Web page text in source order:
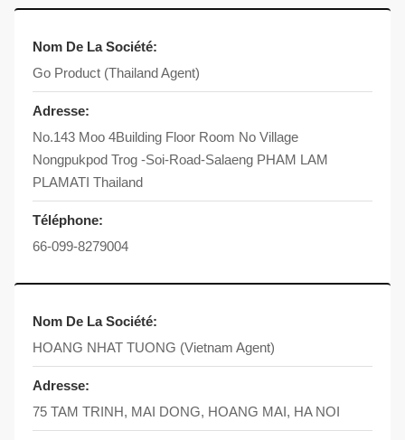
Nom De La Société:
Go Product (Thailand Agent)
Adresse:
No.143 Moo 4Building Floor Room No Village
Nongpukpod Trog -Soi-Road-Salaeng PHAM LAM
PLAMATI Thailand
Téléphone:
66-099-8279004
Nom De La Société:
HOANG NHAT TUONG (Vietnam Agent)
Adresse:
75 TAM TRINH, MAI DONG, HOANG MAI, HA NOI